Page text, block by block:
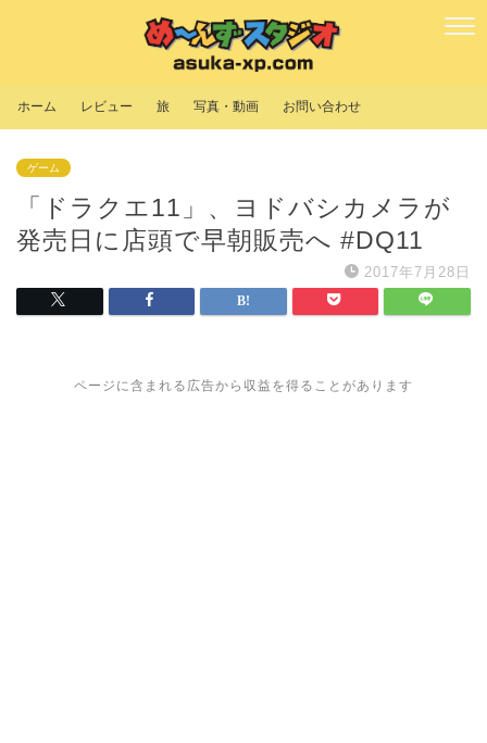
ホーム レビュー 旅 写真・動画 お問い合わせ
ゲーム
「ドラクエ11」、ヨドバシカメラが
発売日に店頭で早朝販売へ #DQ11
2017年7月28日
ページに含まれる広告から収益を得ることがあります